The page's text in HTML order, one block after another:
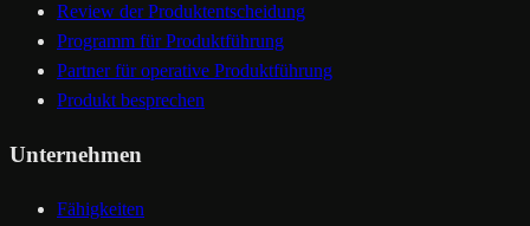
Review der Produktentscheidung
Programm für Produktführung
Partner für operative Produktführung
Produkt besprechen
Unternehmen
Fähigkeiten